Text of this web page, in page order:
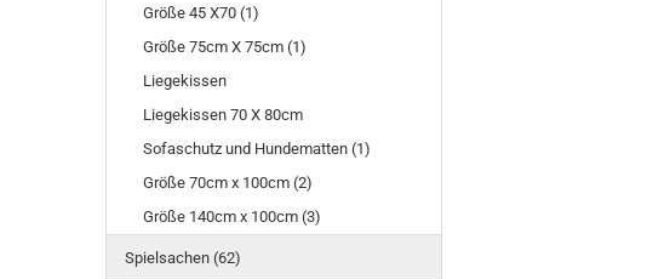
Größe 45 X70 (1)
Größe 75cm X 75cm (1)
Liegekissen
Liegekissen 70 X 80cm
Sofaschutz und Hundematten (1)
Größe 70cm x 100cm (2)
Größe 140cm x 100cm (3)
Spielsachen (62)